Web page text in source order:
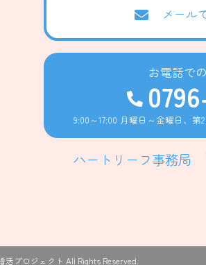
メール
お電話で
9:00～17:00 月曜日～金曜日、第
ハートリーフ事務局
活プロジェクト All Rights Reserved.